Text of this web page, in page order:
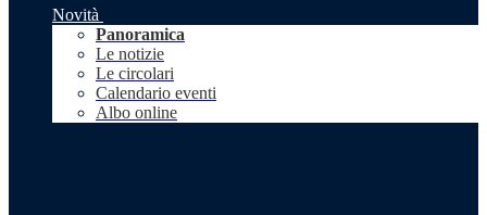
Novità
Panoramica
Le notizie
Le circolari
Calendario eventi
Albo online